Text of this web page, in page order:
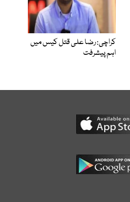
کراچی: رضا علی قتل کیس میں
اہم پیشرفت